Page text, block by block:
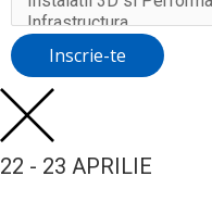
Inscrie-te
22 - 23 APRILIE